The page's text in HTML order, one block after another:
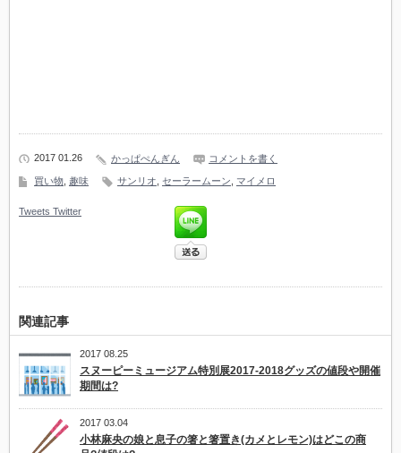
2017 01.26 かっぱぺんぎん コメントを書く
買い物 趣味 サンリオ セーラームーン マイメロ
Tweets Twitter
関連記事
2017 08.25
スヌーピーミュージアム特別展2017‐2018グッズの値段や開催
期間は?
2017 03.04
小林麻央の娘と息子の箸と箸置き(カメとレモン)はどこの商